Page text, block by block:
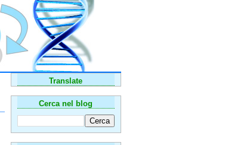
Translate
Cerca nel blog